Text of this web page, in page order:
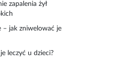
zapalenia żył
– jak zniwelować je
leczyć u dzieci?